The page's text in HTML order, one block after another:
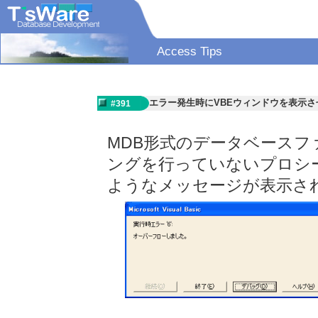
Access Tips
#391 エラー発生時にVBEウィンドウを表示
MDB形式のデータベース
ングを行っていないプロ
ようなメッセージが表示さ